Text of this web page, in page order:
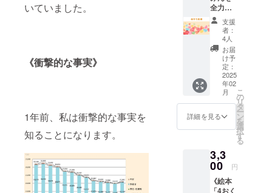
いていました。
《衝撃的な事実》
1年前、私は衝撃的な事実を
知ることになります。
了から1
年
ンディ
ング実
施にあ
たり出
版社の
許可を
得てお
ります
※ 画像
はイ
メージ
です
（外観
や仕様
になる
場合が
ありま
す）
という
概念を
解放し
（Relea
se）、
自分の
内面へ
の気づ
きが起
（Awak
ening）
、才能
開花し
く、生
きなが
らにし
て生ま
れ変わ
10年で
お悩み
解決や
サポー
トに従
事 。
カード
コーチ
ング認
定コー
チ。 資
イフ
ページ
コー
チ、カ
ラーセ
ラピス
ト
にお問
い合わ
せくだ
さい）
※制作に
あたっ
て、喜
田さん
から
メール
でご連
もら
い、ヒ
トに記
入して
いただ
きます
ます ※
メー
ル、
SNSに
て顔写
真を
送って
いただ
きま
す。下
認して
いただ
を制作
します
◇スタ
ンプの
方に
zoomを
お送り
いたし
ます ※
ご希望
の曜日
や時間
帯をお
伺いし
ながら
日程を
きます
◇夢叶
(ゆめか
な)ドー
全力で
応援す
る》 た
だただ
ますみ
んを全
力で応
援して
くださ
る方 向
けのリ
ターン
です [内
容] ・御
メッ
セージ
動画を
お送り
支援
者：
4人
お届
け予
定：
2025
年02
月
詳細を見る
こ
の
リ
タ
ー
ン
を
選
択
す
る
3,3
00 円
《絵本
「4おく